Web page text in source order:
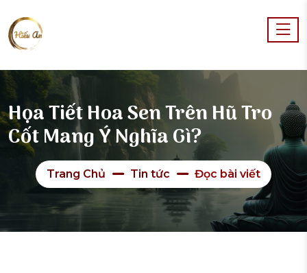
Họa Tiết Hoa Sen Trên Hũ Tro
Cốt Mang Ý Nghĩa Gì?
Trang Chủ Tin tức Đọc bài viết